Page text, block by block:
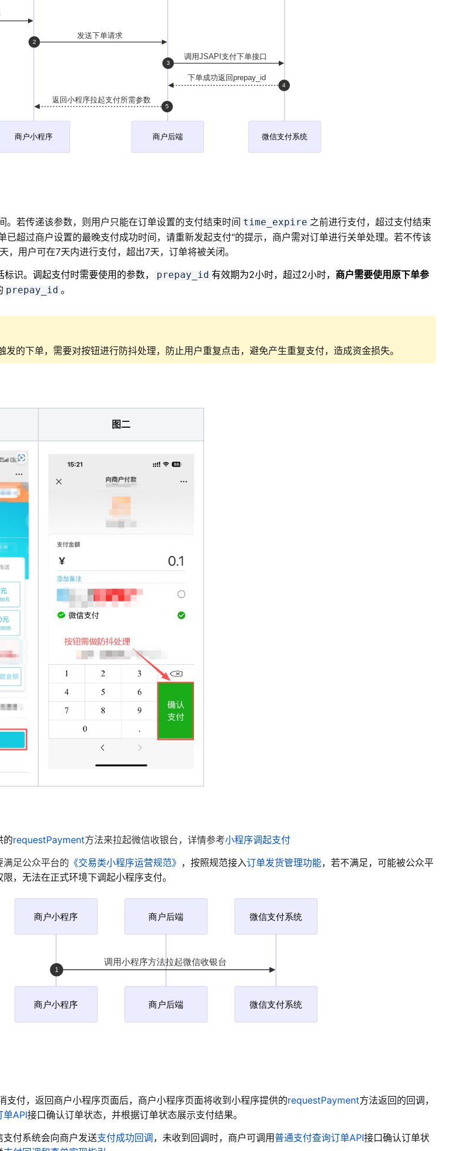
。若传递该参数，则用户只能在订单设置的支付结束时间 time_expire 之前进行支付，超过支付结束
已超过商户设置的最晚支付成功时间，请重新发起支付"的提示，商户需对订单进行关单处理。若不传该
，用户可在7天内进行支付，超出7天，订单将被关闭。
识。调起支付时需要使用的参数， prepay_id 有效期为2小时，超过2小时， 商户需要使用原下单参
prepay_id 。
发的下单，需要对按钮进行防抖处理，防止用户重复点击，避免产生重复支付，造成资金损失。
图二
的requestPayment方法来拉起微信收银台，详情参考小程序调起支付
足公众平台的 《交易类小程序运营规范》 ，按照规范接入订单发货管理功能，若不满足，可能被公众平
，无法在正式环境下调起小程序支付。
支付，返回商户小程序页面后，商户小程序页面将收到小程序提供的requestPayment方法返回的回调，
单API接口确认订单状态，并根据订单状态展示支付结果。
付系统会向商户发送支付成功回调，未收到回调时，商户可调用普通支付查询订单API接口确认订单状